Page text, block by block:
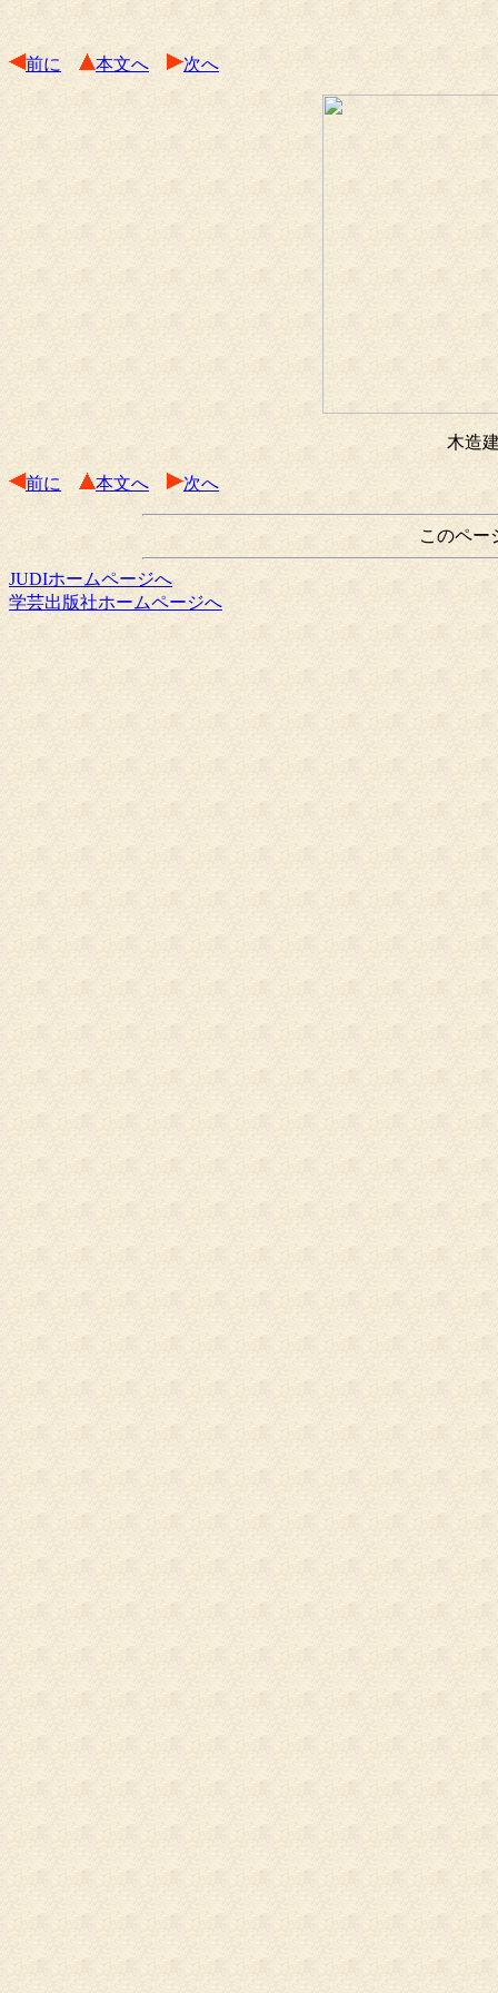
前に 本文へ 次へ
木造
前に 本文へ 次へ
このペー
JUDIホームページへ
学芸出版社ホームページへ